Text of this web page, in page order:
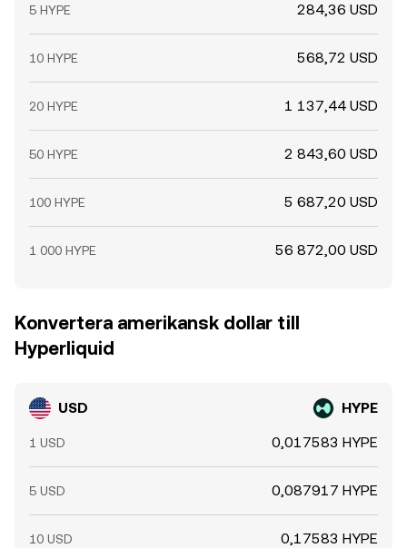
5 HYPE 284,36 USD
10 HYPE 568,72 USD
20 HYPE 1 137,44 USD
50 HYPE 2 843,60 USD
100 HYPE 5 687,20 USD
1 000 HYPE 56 872,00 USD
Konvertera amerikansk dollar till
Hyperliquid
USD HYPE
1 USD 0,017583 HYPE
5 USD 0,087917 HYPE
10 USD 0,17583 HYPE